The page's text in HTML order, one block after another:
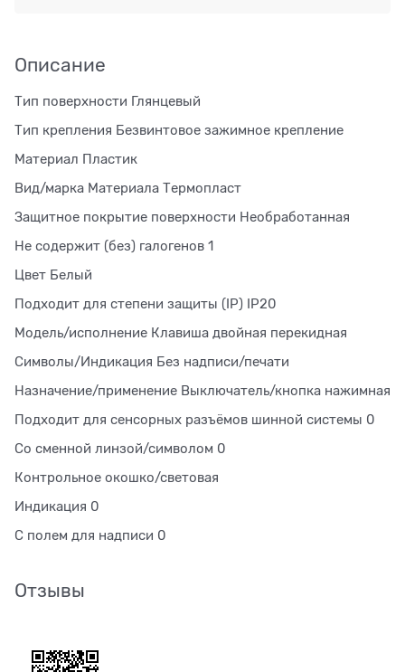
Описание
Тип поверхности Глянцевый
Тип крепления Безвинтовое зажимное крепление
Материал Пластик
Вид/марка Материала Термопласт
Защитное покрытие поверхности Необработанная
Не содержит (без) галогенов 1
Цвет Белый
Подходит для степени защиты (IP) IP20
Модель/исполнение Клавиша двойная перекидная
Символы/Индикация Без надписи/печати
Назначение/применение Выключатель/кнопка нажимная
Подходит для сенсорных разъёмов шинной системы 0
Со сменной линзой/символом 0
Контрольное окошко/световая
Индикация 0
С полем для надписи 0
Отзывы